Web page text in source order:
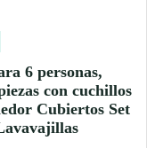
6 personas,
con cuchillos
Cubiertos Set